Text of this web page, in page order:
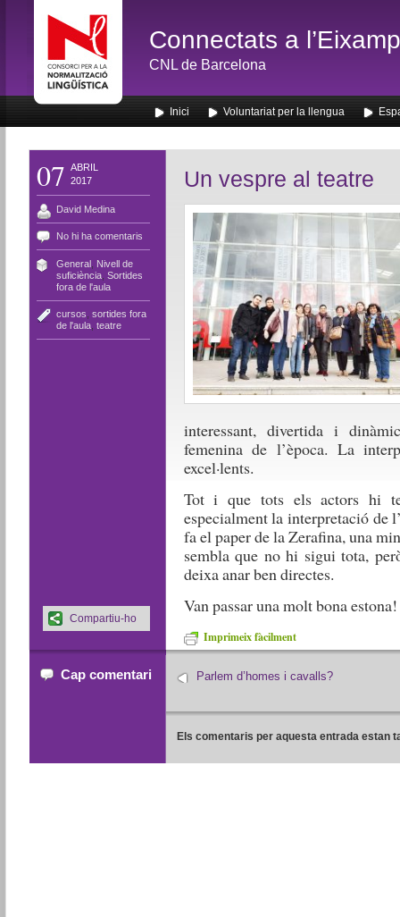
Connectats a
CNL de Barcelona
Inici Voluntariat per la llengua
07 ABRIL
2017
David Medina
No hi ha comentaris
General, Nivell de
suficiència, Sortides
fora de l'aula
cursos sortides fora
de l'aula, teatre
Un vespre al teatre
interessant, divertida i
femenina de l’època. La
excel·lents.
Tot i que tots els actors hi
especialment la interpretació de
fa el paper de la Zerafina, una
sembla que no hi sigui tota,
deixa anar ben directes.
Van passar una molt bona estona!
Imprimeix fàcilment
Compartiu-ho
Cap comentari Parlem d’homes i cavalls?
Els comentaris per aquesta entrada estan